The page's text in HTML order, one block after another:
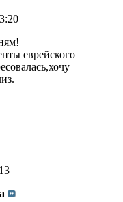
еврейского